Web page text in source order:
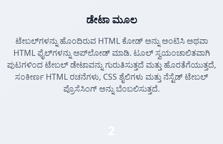
ಡೇಟಾ ಮೂಲ
ಟೇಬಲ್‌ಗಳನ್ನು ಹೊಂದಿರುವ HTML ಕೋಡ್ ಅನ್ನು ಅಂಟಿಸಿ ಅಥವಾ
HTML ಫೈಲ್‌ಗಳನ್ನು ಅಪ್‌ಲೋಡ್ ಮಾಡಿ. ಟೂಲ್ ಸ್ವಯಂಚಾಲಿತವಾಗಿ
ಪುಟಗಳಿಂದ ಟೇಬಲ್ ಡೇಟಾವನ್ನು ಗುರುತಿಸುತ್ತದೆ ಮತ್ತು ಹೊರತೆಗೆಯುತ್ತದೆ,
ಸಂಕೀರ್ಣ HTML ರಚನೆಗಳು, CSS ಶೈಲಿಗಳು ಮತ್ತು ನೆಸ್ಟೆಡ್ ಟೇಬಲ್
ಪ್ರೊಸೆಸಿಂಗ್ ಅನ್ನು ಬೆಂಬಲಿಸುತ್ತದೆ.